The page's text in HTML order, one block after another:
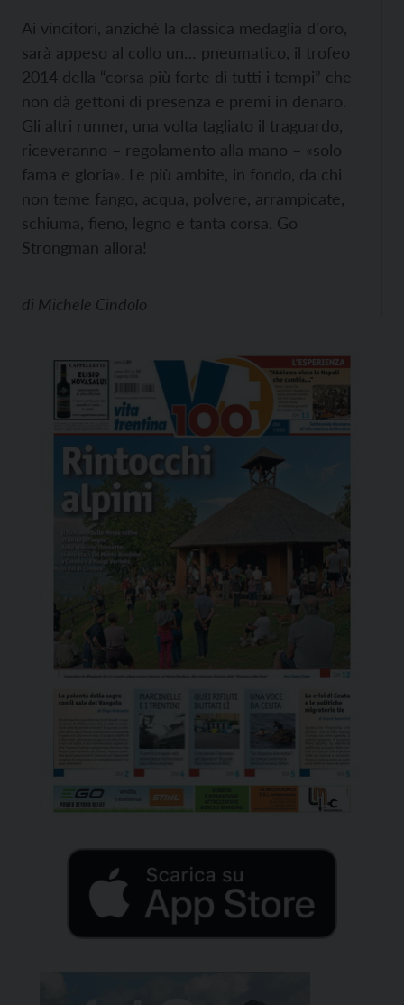
Ai vincitori, anziché la classica medaglia d'oro,
sarà appeso al collo un… pneumatico, il trofeo
2014 della “corsa più forte di tutti i tempi” che
non dà gettoni di presenza e premi in denaro.
Gli altri runner, una volta tagliato il traguardo,
riceveranno – regolamento alla mano – «solo
fama e gloria». Le più ambite, in fondo, da chi
non teme fango, acqua, polvere, arrampicate,
schiuma, fieno, legno e tanta corsa. Go
Strongman allora!
di Michele Cindolo